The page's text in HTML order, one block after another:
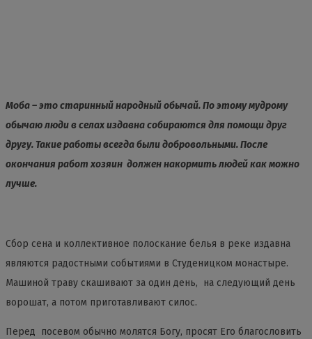
Моба – это старинный народный обычай. По этому мудрому
обычаю люди в селах издавна собираются для помощи друг
другу. Такие работы всегда были добровольными. После
окончания работ хозяин должен накормить людей как можно
лучше.
Сбор сена и коллективное полоскание белья в реке издавна
являются радостными событиями в Студеницком монастыре.
Машиной траву скашивают за один день, на следующий день
ворошат, а потом приготавливают силос.
Перед посевом обычно молятся Богу, просят Его благословить